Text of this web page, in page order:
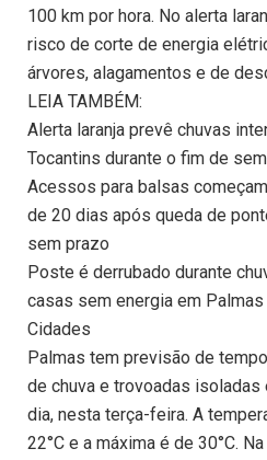
100 km por hora. No alerta
risco de corte de energia
árvores, alagamentos e de
LEIA TAMBÉM:
Alerta laranja prevê chuvas
Tocantins durante o fim de
Acessos para balsas
de 20 dias após queda de
sem prazo
Poste é derrubado durante
casas sem energia em Palmas
Cidades
Palmas tem previsão de
de chuva e trovoadas
dia, nesta terça-feira. A
22°C e a máxima é de 30°C.